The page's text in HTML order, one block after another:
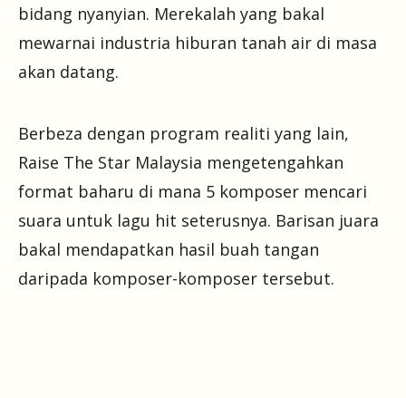
bidang nyanyian. Merekalah yang bakal
mewarnai industria hiburan tanah air di masa
akan datang.
Berbeza dengan program realiti yang lain,
Raise The Star Malaysia mengetengahkan
format baharu di mana 5 komposer mencari
suara untuk lagu hit seterusnya. Barisan juara
bakal mendapatkan hasil buah tangan
daripada komposer-komposer tersebut.